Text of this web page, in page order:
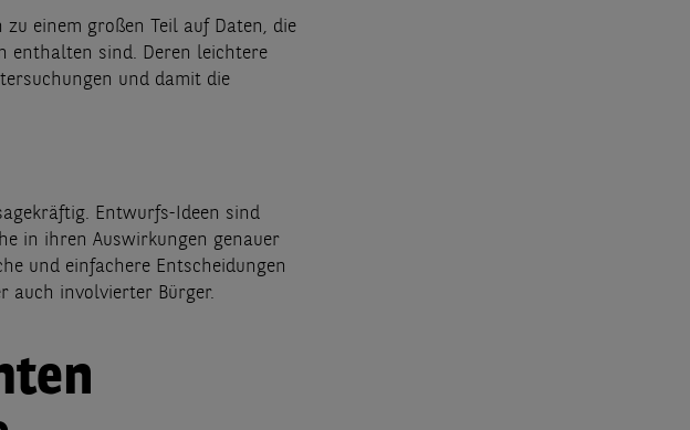
einem großen Teil auf Daten, die
enthalten sind. Deren leichtere
und damit die
Entwurfs-Ideen sind
in ihren Auswirkungen genauer
und einfachere Entscheidungen
auch involvierter Bürger.